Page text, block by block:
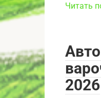
Читать
2026